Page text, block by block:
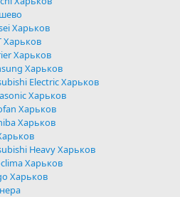
Харьков
Харьков
Харьков
Харьков
Electric Харьков
Харьков
Харьков
Харьков
Heavy Харьков
Харьков
Харьков